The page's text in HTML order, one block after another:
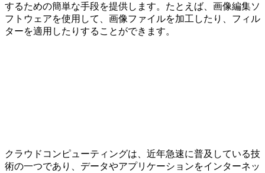
するための簡単な手段を提供します。たとえば、画像編集ソ
フトウェアを使用して、画像ファイルを加工したり、フィル
ターを適用したりすることができます。
クラウドコンピューティングは、近年急速に普及している技
術の一つであり、データやアプリケーションをインターネッ